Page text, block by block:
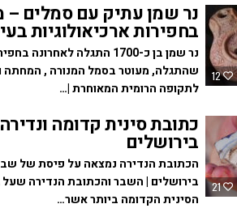
12
נר שמן עתיק עם סמלים –
בחפירות ארכיאולוגיות
נר שמן בן כ-1700 התגלה
שהתגלה, מעוטר בסמל המנורה , המחתה
לתקופה הרומית המאוחרת |…
21
כתובת סינית קדומה
בירושלים
הכתובת הנדירה נמצאה על פיסת של
בירושלים | השבר והכתובת הנדירה
הסינית הקדומה ביותר אשר…